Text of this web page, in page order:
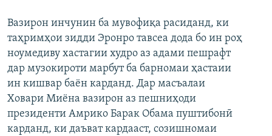
Вазирон инчунин ба мувофиқа расиданд, ки
таҳримҳои зидди Эронро тавсеа дода бо ин роҳ
ноумедиву хастагии худро аз адами пешрафт
дар музокироти марбут ба барномаи ҳастаии
ин кишвар баён карданд. Дар масъалаи
Ховари Миёна вазирон аз пешниҳоди
президенти Амрико Барак Обама пуштибонӣ
карданд, ки даъват кардааст, созишномаи